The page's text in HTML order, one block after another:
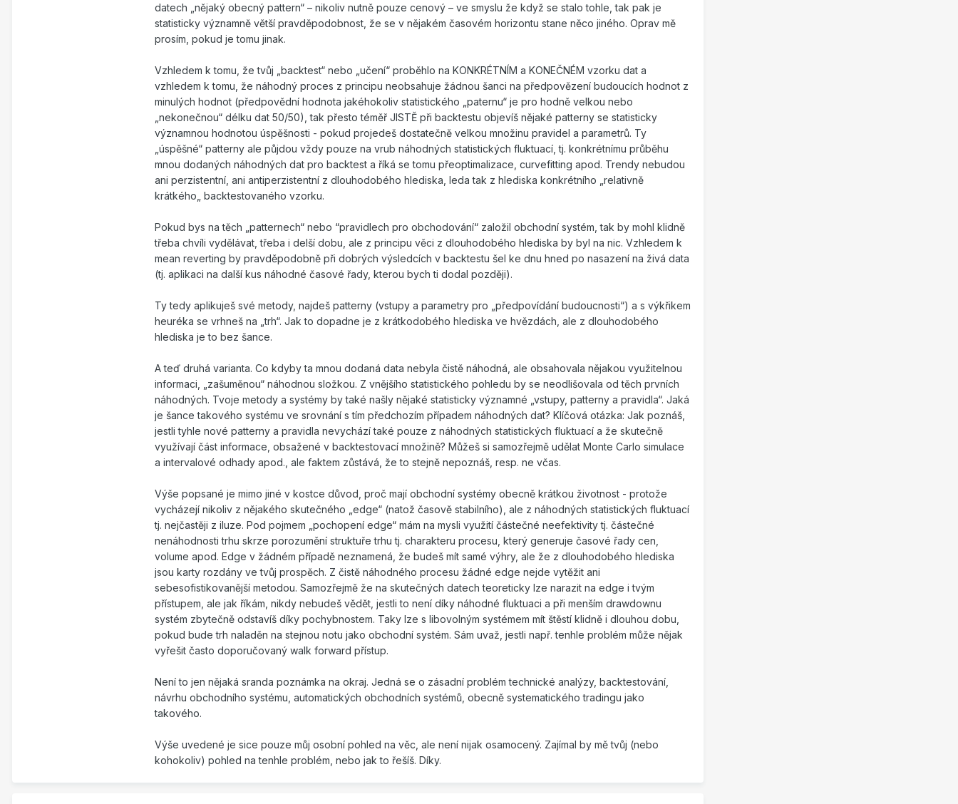
datech „nějaký obecný pattern“ – nikoliv nutně pouze cenový – ve smyslu že když se stalo tohle, tak pak je
statisticky významně větší pravděpodobnost, že se v nějakém časovém horizontu stane něco jiného. Oprav mě
prosím, pokud je tomu jinak.
Vzhledem k tomu, že tvůj „backtest“ nebo „učení“ proběhlo na KONKRÉTNÍM a KONEČNÉM vzorku dat a
vzhledem k tomu, že náhodný proces z principu neobsahuje žádnou šanci na předpovězení budoucích hodnot z
minulých hodnot (předpovědní hodnota jakéhokoliv statistického „paternu“ je pro hodně velkou nebo
„nekonečnou“ délku dat 50/50), tak přesto téměř JISTĚ při backtestu objevíš nějaké patterny se statisticky
významnou hodnotou úspěšnosti - pokud projedeš dostatečně velkou množinu pravidel a parametrů. Ty
„úspěšné“ patterny ale půjdou vždy pouze na vrub náhodných statistických fluktuací, tj. konkrétnímu průběhu
mnou dodaných náhodných dat pro backtest a říká se tomu přeoptimalizace, curvefitting apod. Trendy nebudou
ani perzistentní, ani antiperzistentní z dlouhodobého hlediska, leda tak z hlediska konkrétního „relativně
krátkého„ backtestovaného vzorku.
Pokud bys na těch „patternech“ nebo “pravidlech pro obchodování“ založil obchodní systém, tak by mohl klidně
třeba chvíli vydělávat, třeba i delší dobu, ale z principu věci z dlouhodobého hlediska by byl na nic. Vzhledem k
mean reverting by pravděpodobně při dobrých výsledcích v backtestu šel ke dnu hned po nasazení na živá data
(tj. aplikaci na další kus náhodné časové řady, kterou bych ti dodal později).
Ty tedy aplikuješ své metody, najdeš patterny (vstupy a parametry pro „předpovídání budoucnosti“) a s výkřikem
heuréka se vrhneš na „trh“. Jak to dopadne je z krátkodobého hlediska ve hvězdách, ale z dlouhodobého
hlediska je to bez šance.
A teď druhá varianta. Co kdyby ta mnou dodaná data nebyla čistě náhodná, ale obsahovala nějakou využitelnou
informaci, „zašuměnou“ náhodnou složkou. Z vnějšího statistického pohledu by se neodlišovala od těch prvních
náhodných. Tvoje metody a systémy by také našly nějaké statisticky významné „vstupy, patterny a pravidla“. Jaká
je šance takového systému ve srovnání s tím předchozím případem náhodných dat? Klíčová otázka: Jak poznáš,
jestli tyhle nové patterny a pravidla nevychází také pouze z náhodných statistických fluktuací a že skutečně
využívají část informace, obsažené v backtestovací množině? Můžeš si samozřejmě udělat Monte Carlo simulace
a intervalové odhady apod., ale faktem zůstává, že to stejně nepoznáš, resp. ne včas.
Výše popsané je mimo jiné v kostce důvod, proč mají obchodní systémy obecně krátkou životnost - protože
vycházejí nikoliv z nějakého skutečného „edge“ (natož časově stabilního), ale z náhodných statistických fluktuací
tj. nejčastěji z iluze. Pod pojmem „pochopení edge“ mám na mysli využití částečné neefektivity tj. částečné
nenáhodnosti trhu skrze porozumění struktuře trhu tj. charakteru procesu, který generuje časové řady cen,
volume apod. Edge v žádném případě neznamená, že budeš mít samé výhry, ale že z dlouhodobého hlediska
jsou karty rozdány ve tvůj prospěch. Z čistě náhodného procesu žádné edge nejde vytěžit ani
sebesofistikovanější metodou. Samozřejmě že na skutečných datech teoreticky lze narazit na edge i tvým
přístupem, ale jak říkám, nikdy nebudeš vědět, jestli to není díky náhodné fluktuaci a při menším drawdownu
systém zbytečně odstavíš díky pochybnostem. Taky lze s libovolným systémem mít štěstí klidně i dlouhou dobu,
pokud bude trh naladěn na stejnou notu jako obchodní systém. Sám uvaž, jestli např. tenhle problém může nějak
vyřešit často doporučovaný walk forward přístup.
Není to jen nějaká sranda poznámka na okraj. Jedná se o zásadní problém technické analýzy, backtestování,
návrhu obchodního systému, automatických obchodních systémů, obecně systematického tradingu jako
takového.
Výše uvedené je sice pouze můj osobní pohled na věc, ale není nijak osamocený. Zajímal by mě tvůj (nebo
kohokoliv) pohled na tenhle problém, nebo jak to řešíš. Díky.